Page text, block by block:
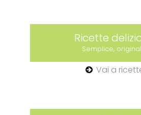
Ricette
Semplice,
Vai a